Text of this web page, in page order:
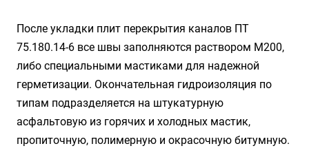
После укладки плит перекрытия каналов ПТ
75.180.14-6 все швы заполняются раствором М200,
либо специальными мастиками для надежной
герметизации. Окончательная гидроизоляция по
типам подразделяется на штукатурную
асфальтовую из горячих и холодных мастик,
пропиточную, полимерную и окрасочную битумную.